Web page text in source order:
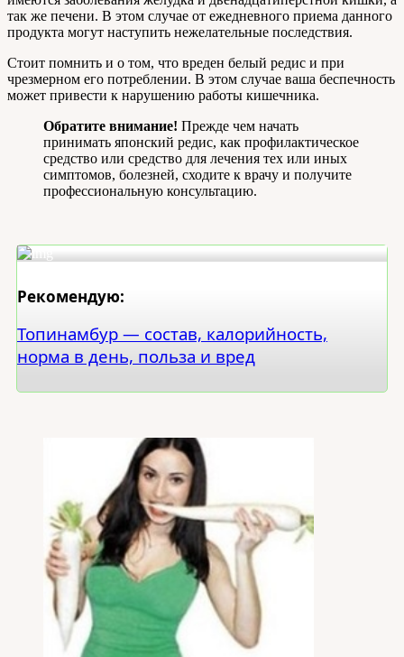
так же печени. В этом случае от ежедневного приема данного
продукта могут наступить нежелательные последствия.
Стоит помнить и о том, что вреден белый редис и при
чрезмерном его потреблении. В этом случае ваша беспечность
может привести к нарушению работы кишечника.
Обратите внимание! Прежде чем начать
принимать японский редис, как профилактическое
средство или средство для лечения тех или иных
симптомов, болезней, сходите к врачу и получите
профессиональную консультацию.
Рекомендую:
Топинамбур — состав, калорийность,
норма в день, польза и вред